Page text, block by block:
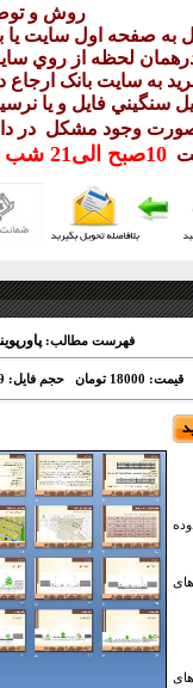
روش و
به صفحه اول سايت
لحظه از روي سايت
به سايت بانک ارجاع
سنگيني فايل و يا
وجود مشکل در
10صبح الی21 شب
فهرست مطالب:
قیمت: 18000 تومان حجم فایل: 3629 kb